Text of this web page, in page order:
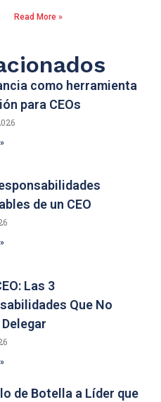
Read More »
como herramienta
para CEOs
de un CEO
Las 3
Que No
de Botella a Líder que